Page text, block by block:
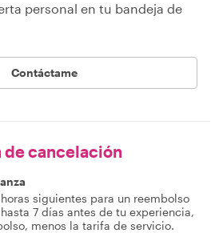
personal en tu bandeja de
Contáctame
cancelación
siguientes para un reembolso
7 días antes de tu experiencia,
menos la tarifa de servicio.